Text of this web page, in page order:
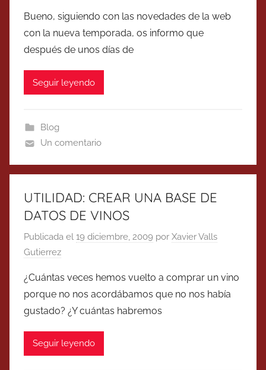
Bueno, siguiendo con las novedades de la web
con la nueva temporada, os informo que
después de unos días de
Seguir leyendo
Blog
Un comentario
UTILIDAD: CREAR UNA BASE DE
DATOS DE VINOS
Publicada el 19 diciembre, 2009 por Xavier Valls
Gutierrez
¿Cuántas veces hemos vuelto a comprar un vino
porque no nos acordábamos que no nos había
gustado? ¿Y cuántas habremos
Seguir leyendo